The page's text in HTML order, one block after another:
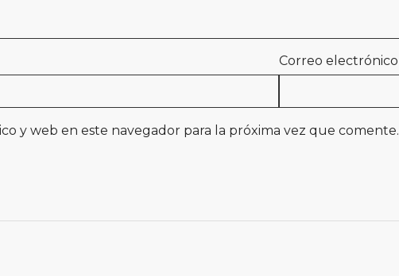
Correo electrónico
y web en este navegador para la próxima vez que comente.